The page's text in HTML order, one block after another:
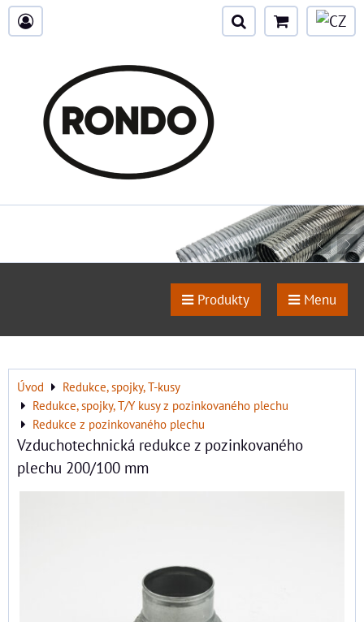
Produkty Menu
Úvod
Redukce, spojky, T-kusy
Redukce, spojky, T/Y kusy z pozinkovaného plechu
Redukce z pozinkovaného plechu
Vzduchotechnická redukce z pozinkovaného
plechu 200/100 mm